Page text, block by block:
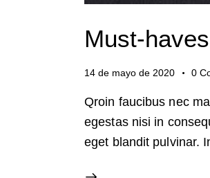
Must-
14 de mayo de 2020 0
Qroin faucibus nec
egestas nisi in
eget blandit pulvinar.